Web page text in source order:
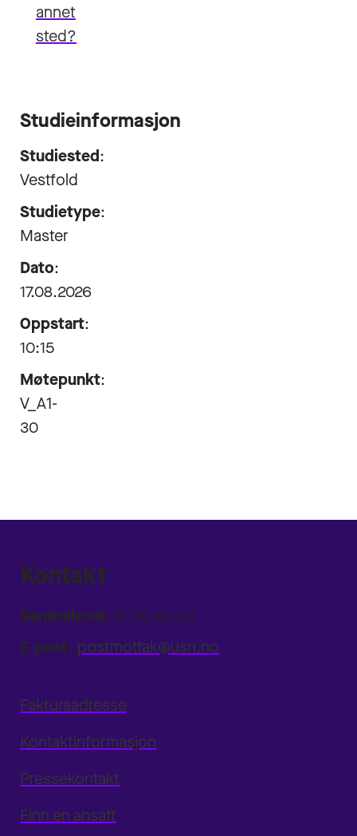
annet
sted?
Studieinformasjon
Studiested:
Vestfold
Studietype:
Master
Dato:
17.08.2026
Oppstart:
10:15
Møtepunkt:
V_A1-
30
Kontakt
Sentralbord: 31 00 80 00
E-post: postmottak@usn.no
Fakturaadresse
Kontaktinformasjon
Pressekontakt
Finn en ansatt